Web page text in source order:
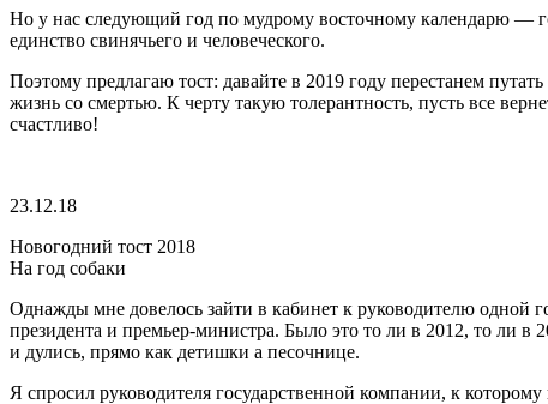
Но у нас следующий год по мудрому восточному календарю —
единство свинячьего и человеческого.
Поэтому предлагаю тост: давайте в 2019 году перестанем путать
жизнь со смертью. К черту такую толерантность, пусть все
счастливо!
23.12.18
Новогодний тост 2018
На год собаки
Однажды мне довелось зайти в кабинет к руководителю одной
президента и премьер-министра. Было это то ли в 2012, то ли в
и дулись, прямо как детишки а песочнице.
Я спросил руководителя государственной компании, к